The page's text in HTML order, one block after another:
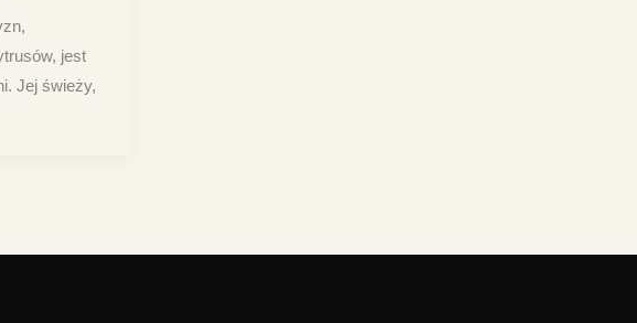
jest
Jej świeży,